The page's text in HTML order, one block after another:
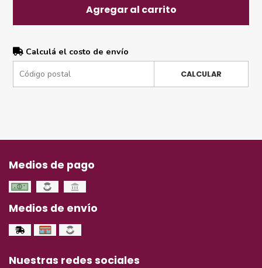
Agregar al carrito
Calculá el costo de envío
CALCULAR
Medios de pago
Medios de envío
Nuestras redes sociales